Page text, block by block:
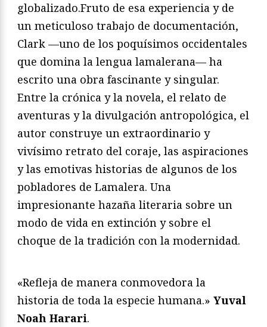
globalizado.Fruto de esa experiencia y de
un meticuloso trabajo de documentación,
Clark —uno de los poquísimos occidentales
que domina la lengua lamalerana— ha
escrito una obra fascinante y singular.
Entre la crónica y la novela, el relato de
aventuras y la divulgación antropológica, el
autor construye un extraordinario y
vivísimo retrato del coraje, las aspiraciones
y las emotivas historias de algunos de los
pobladores de Lamalera. Una
impresionante hazaña literaria sobre un
modo de vida en extinción y sobre el
choque de la tradición con la modernidad.
«Refleja de manera conmovedora la
historia de toda la especie humana.» Yuval
Noah Harari.